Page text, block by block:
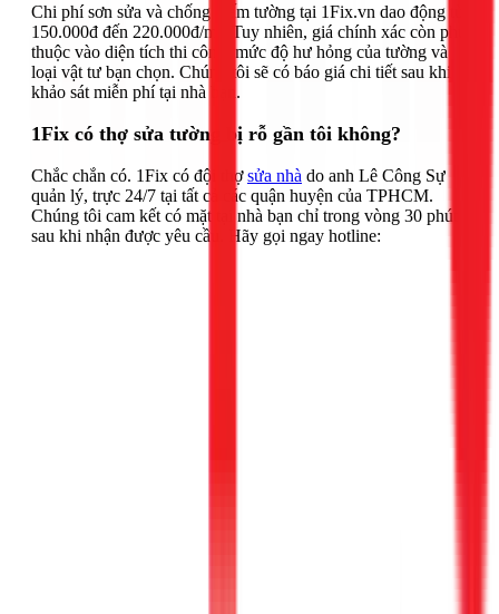
Chi phí sơn sửa và chống thấm tường tại 1Fix.vn dao động từ
150.000đ đến 220.000đ/m². Tuy nhiên, giá chính xác còn phụ
thuộc vào diện tích thi công, mức độ hư hỏng của tường và
loại vật tư bạn chọn. Chúng tôi sẽ có báo giá chi tiết sau khi
khảo sát miễn phí tại nhà bạn.
1Fix có thợ sửa tường bị rỗ gần tôi không?
Chắc chắn có. 1Fix có đội thợsửa nhà do anh Lê Công Sự
quản lý, trực 24/7 tại tất cả các quận huyện của TPHCM.
Chúng tôi cam kết có mặt tại nhà bạn chỉ trong vòng 30 phút
sau khi nhận được yêu cầu. Hãy gọi ngay hotline: